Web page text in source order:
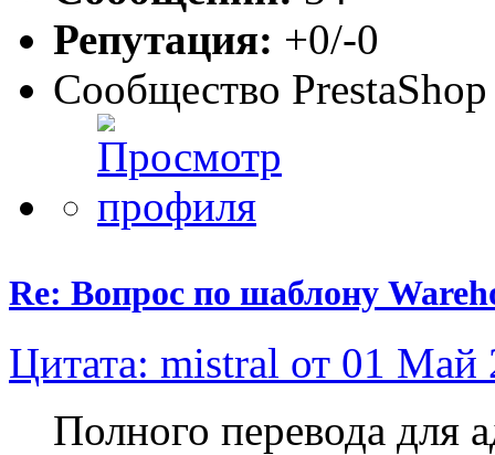
Репутация: +0/-0
Сообщество PrestaShop
Re: Вопрос по шаблону
Цитата: mistral от 01 Май
Полного перевода для